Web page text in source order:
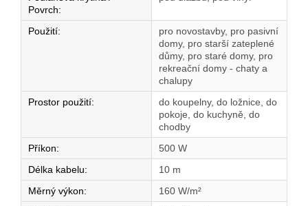
Povrch:
Použití:
pro novostavby, pro pasivní
domy, pro starší zateplené
důmy, pro staré domy, pro
rekreační domy - chaty a
chalupy
Prostor použití:
do koupelny, do ložnice, do
pokoje, do kuchyně, do
chodby
Příkon:
500 W
Délka kabelu:
10 m
Měrný výkon:
160 W/m²